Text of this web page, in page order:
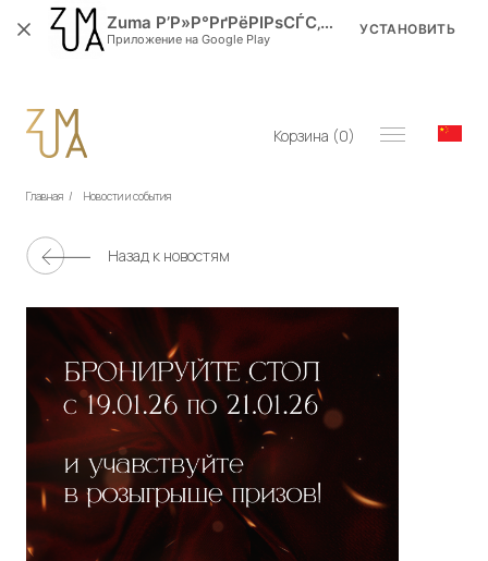
Корзина (0)
Главная / Новости и события
Назад к новостям
Zuma Р’Р»Р°РґРёРІРѕСЃС‚РѕРє
Приложение на Google Play
УСТАНОВИТЬ